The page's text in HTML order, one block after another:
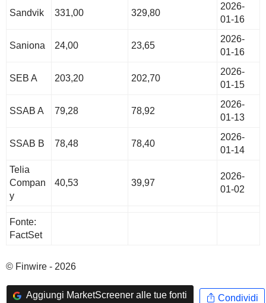
Sandvik 331,00 329,80
2026-
01-16
Saniona 24,00 23,65
2026-
01-16
SEB A 203,20 202,70
2026-
01-15
SSAB A 79,28 78,92
2026-
01-13
SSAB B 78,48 78,40
2026-
01-14
Telia
Compan
y
40,53 39,97
2026-
01-02
Fonte:
FactSet
© Finwire - 2026
Aggiungi MarketScreener alle tue fonti Condividi